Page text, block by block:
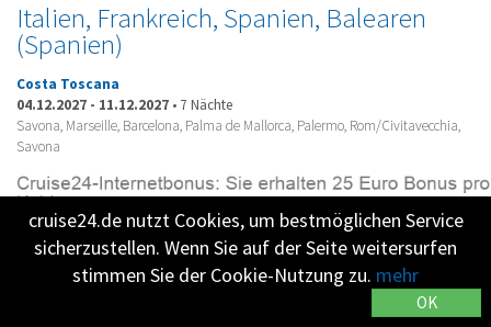
Italien, Frankreich, Spanien, Balearen
(Spanien)
Costa Toscana
04.12.2027 - 11.12.2027 • 7 Nächte
Savona, Marseille, Barcelona, Palma de Mallorca, Palermo, Rom/Civitavecchia,
Savona
zum Angebot
cruise24.de nutzt Cookies, um bestmöglichen Service
sicherzustellen. Wenn Sie auf der Seite weitersurfen
stimmen Sie der Cookie-Nutzung zu. mehr
OK